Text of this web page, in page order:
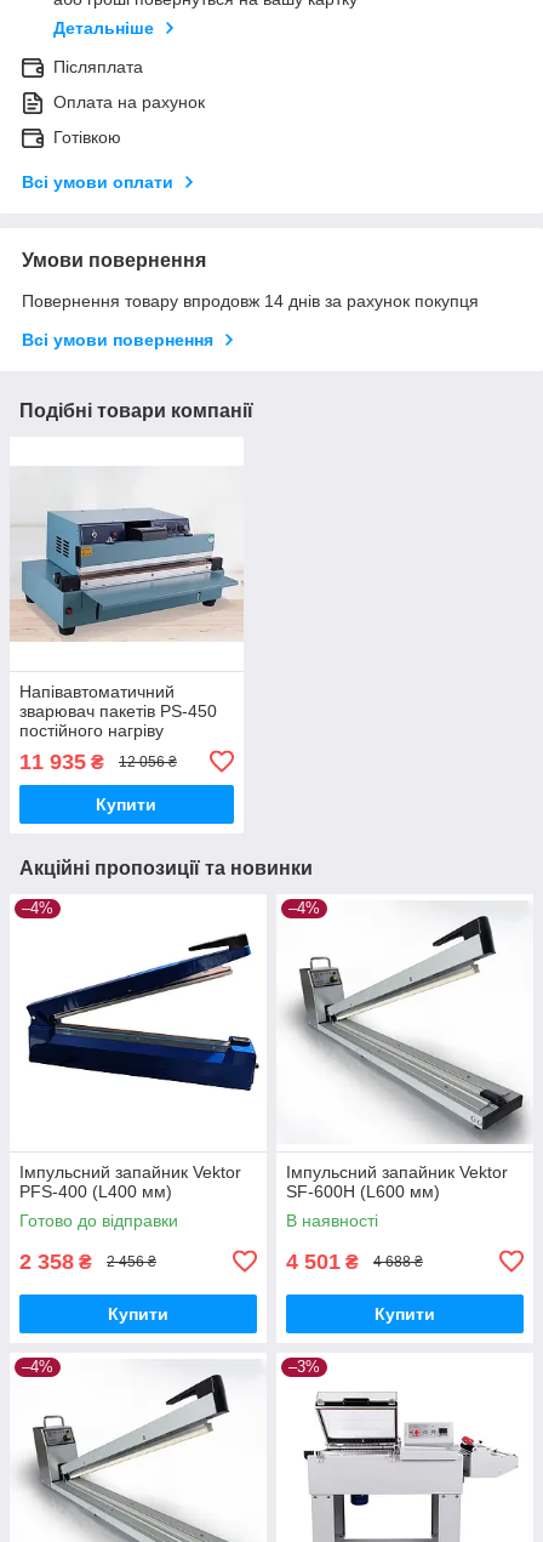
Детальніше
Післяплата
Оплата на рахунок
Готівкою
Всі умови оплати
Умови повернення
Повернення товару впродовж 14 днів за рахунок покупця
Всі умови повернення
Подібні товари компанії
Напівавтоматичний
зварювач пакетів PS-450
постійного нагріву
11 935 ₴ 12 056 ₴
Купити
Акційні пропозиції та новинки
–4%
Імпульсний запайник Vektor
PFS-400 (L400 мм)
Готово до відправки
2 358 ₴ 2 456 ₴
Купити
–4%
Імпульсний запайник Vektor
SF-600H (L600 мм)
В наявності
4 501 ₴ 4 688 ₴
Купити
–4% –3%